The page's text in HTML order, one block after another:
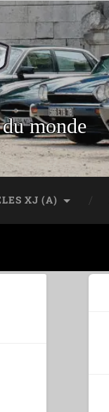
monde
XJ (A)